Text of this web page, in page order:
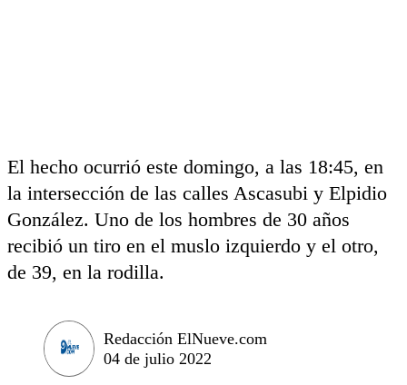
El hecho ocurrió este domingo, a las 18:45, en
la intersección de las calles Ascasubi y Elpidio
González. Uno de los hombres de 30 años
recibió un tiro en el muslo izquierdo y el otro,
de 39, en la rodilla.
Redacción ElNueve.com
04 de julio 2022